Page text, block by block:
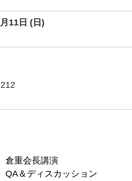
11日 (日)
倉重会長講演
QA＆ディスカッション